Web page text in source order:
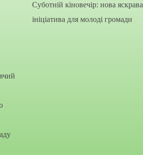
Суботній кіновечір: нова яскрава
ініціатива для молоді громади